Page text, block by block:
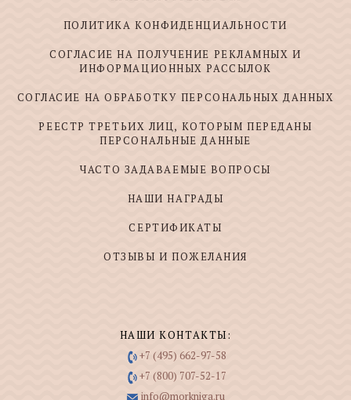
ПОЛИТИКА КОНФИДЕНЦИАЛЬНОСТИ
СОГЛАСИЕ НА ПОЛУЧЕНИЕ РЕКЛАМНЫХ И
ИНФОРМАЦИОННЫХ РАССЫЛОК
СОГЛАСИЕ НА ОБРАБОТКУ ПЕРСОНАЛЬНЫХ ДАННЫХ
РЕЕСТР ТРЕТЬИХ ЛИЦ, КОТОРЫМ ПЕРЕДАНЫ
ПЕРСОНАЛЬНЫЕ ДАННЫЕ
ЧАСТО ЗАДАВАЕМЫЕ ВОПРОСЫ
НАШИ НАГРАДЫ
СЕРТИФИКАТЫ
ОТЗЫВЫ И ПОЖЕЛАНИЯ
НАШИ КОНТАКТЫ:
+7 (495) 662-97-58
+7 (800) 707-52-17
info@morkniga.ru